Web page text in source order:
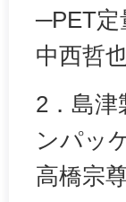
─PET定
中西哲
2．島
ンパッ
高橋宗